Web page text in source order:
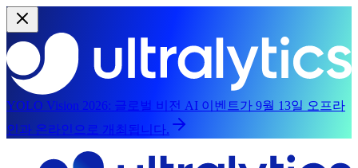
YOLO Vision 2026: 글로벌 비전 AI 이벤트가 9월 13일 오프라
인과 온라인으로 개최됩니다.